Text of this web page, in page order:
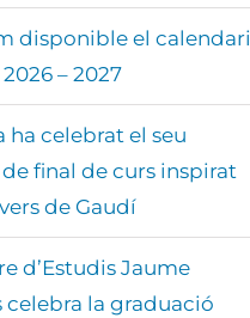
disponible el calendari
– 2027
ha celebrat el seu
final de curs inspirat
de Gaudí
d’Estudis Jaume
celebra la graduació